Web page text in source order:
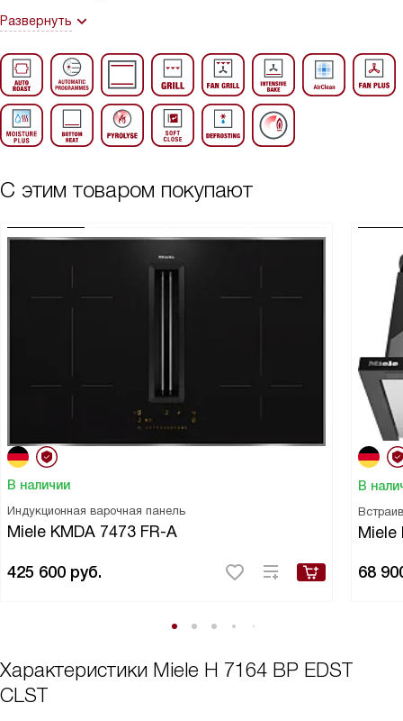
Развернуть
С этим товаром покупают
В наличии
Индукционная варочная панель
Miele KMDA 7473 FR-A
425 600 руб.
В
68
Характеристики Miele H 7164 BP EDST
CLST